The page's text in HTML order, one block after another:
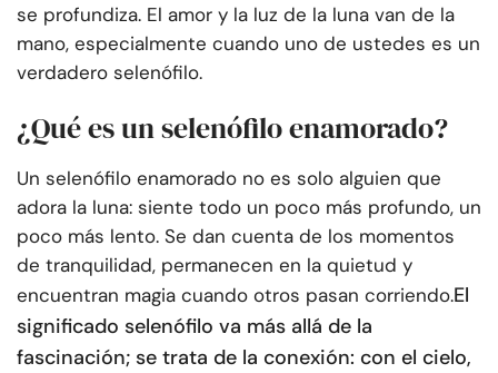
se profundiza. El amor y la luz de la luna van de la
mano, especialmente cuando uno de ustedes es un
verdadero selenófilo.
¿Qué es un selenófilo enamorado?
Un selenófilo enamorado no es solo alguien que
adora la luna: siente todo un poco más profundo, un
poco más lento. Se dan cuenta de los momentos
de tranquilidad, permanecen en la quietud y
encuentran magia cuando otros pasan corriendo.El
significado selenófilo va más allá de la
fascinación; se trata de la conexión: con el cielo,